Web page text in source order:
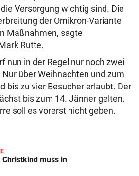
Versorgung wichtig sind. Die
der Omikron-Variante
Maßnahmen, sagte
Rutte.
nun in der Regel nur noch zwei
über Weihnachten und zum
bis zu vier Besucher erlaubt. Der
bis zum 14. Jänner gelten.
soll es vorerst nicht geben.
Christkind muss in